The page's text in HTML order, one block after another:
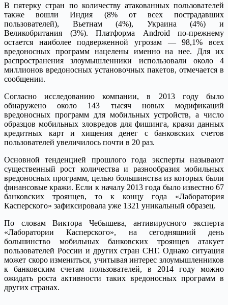
В пятерку стран по количеству атакованных пользователей
также вошли Индия (8% от всех пострадавших
пользователей), Вьетнам (4%), Украина (4%) и
Великобритания (3%). Платформа Android по-прежнему
остается наиболее подверженной угрозам — 98,1% всех
вредоносных программ нацелены именно на нее. Для их
распространения злоумышленники использовали около 4
миллионов вредоносных установочных пакетов, отмечается в
сообщении.
Согласно исследованию компании, в 2013 году было
обнаружено около 143 тысяч новых модификаций
вредоносных программ для мобильных устройств, а число
образцов мобильных зловредов для фишинга, кражи данных
кредитных карт и хищения денег с банковских счетов
пользователей увеличилось почти в 20 раз.
Основной тенденцией прошлого года эксперты называют
существенный рост количества и разнообразия мобильных
вредоносных программ, целью большинства из которых были
финансовые кражи. Если к началу 2013 года было известно 67
банковских троянцев, то к концу года «Лаборатория
Касперского» зафиксировала уже 1321 уникальный образец.
По словам Виктора Чебышева, антивирусного эксперта
«Лаборатории Касперского», на сегодняшний день
большинство мобильных банковских троянцев атакует
пользователей России и других стран СНГ. Однако ситуация
может скоро измениться, учитывая интерес злоумышленников
к банковским счетам пользователей, в 2014 году можно
ожидать роста активности таких вредоносных программ в
других странах.